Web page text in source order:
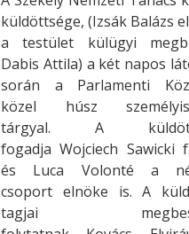
küldöttsége, (Izsák Balázs
a testület külügyi
Dabis Attila) a két napos
során a Parlamenti
közel húsz
tárgyal. A
fogadja Wojciech Sawicki
és Luca Volonté a
csoport elnöke is. A
tagjai